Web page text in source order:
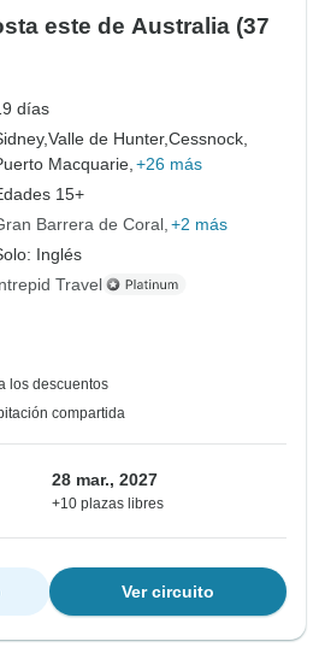
este de Australia (37
días
Valle de Hunter,Cessnock,
Macquarie, +26 más
15+
Barrera de Coral +2 más
Inglés
Travel
los descuentos
compartida
28 mar., 2027
+10 plazas libres
Ver circuito